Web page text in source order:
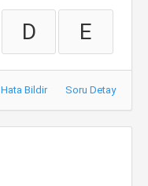
D E
Hata Bildir Soru Detay